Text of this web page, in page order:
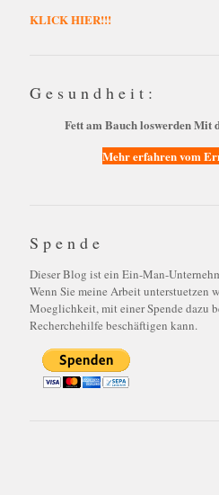
KLICK HIER!!!
Gesundheit:
Fett am Bauch loswerden Mit
Mehr erfahren vom
Spende
Dieser Blog ist ein Ein-Man-
Wenn Sie meine Arbeit unterstuetzen
Moeglichkeit, mit einer Spende dazu
Recherchehilfe beschäftigen kann.